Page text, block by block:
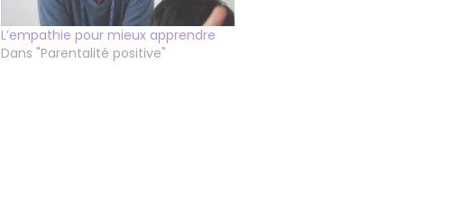
L’empathie pour mieux apprendre
Dans "Parentalité positive"